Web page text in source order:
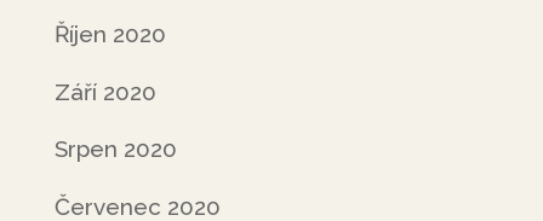
Říjen 2020
Září 2020
Srpen 2020
Červenec 2020